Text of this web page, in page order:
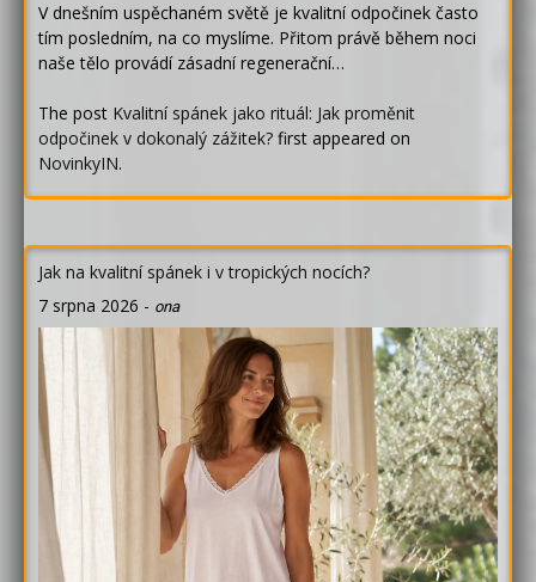
V dnešním uspěchaném světě je kvalitní odpočinek často
tím posledním, na co myslíme. Přitom právě během noci
naše tělo provádí zásadní regenerační…
The post Kvalitní spánek jako rituál: Jak proměnit
odpočinek v dokonalý zážitek? first appeared on
NovinkyIN.
Jak na kvalitní spánek i v tropických nocích?
7 srpna 2026 - ona